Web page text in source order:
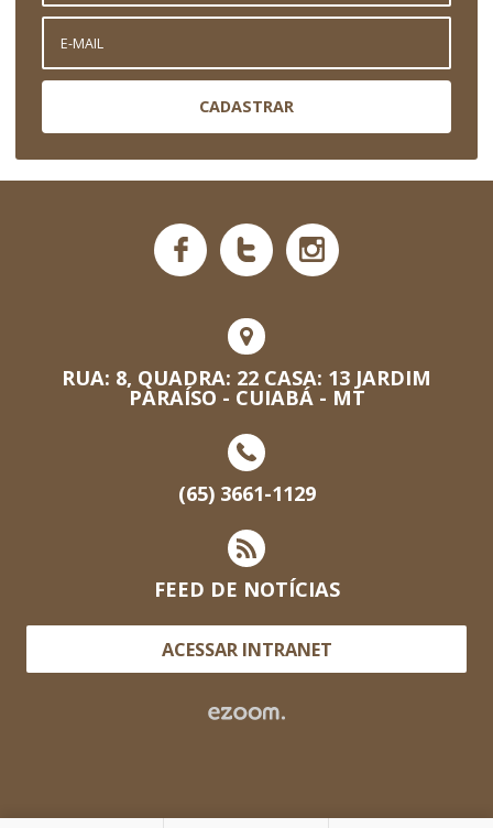
CADASTRAR
RUA: 8, QUADRA: 22 CASA: 13 JARDIM
PARAÍSO - CUIABÁ - MT
(65) 3661-1129
FEED DE NOTÍCIAS
ACESSAR INTRANET